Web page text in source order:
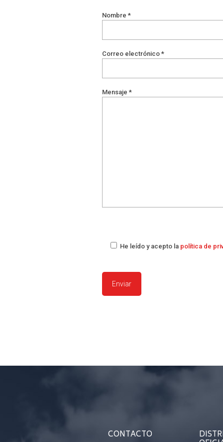
Nombre *
Correo electrónico *
Mensaje *
He leído y acepto la política de
CONTACTO